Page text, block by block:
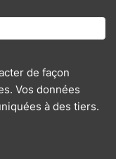
de façon
Vos données
à des tiers.